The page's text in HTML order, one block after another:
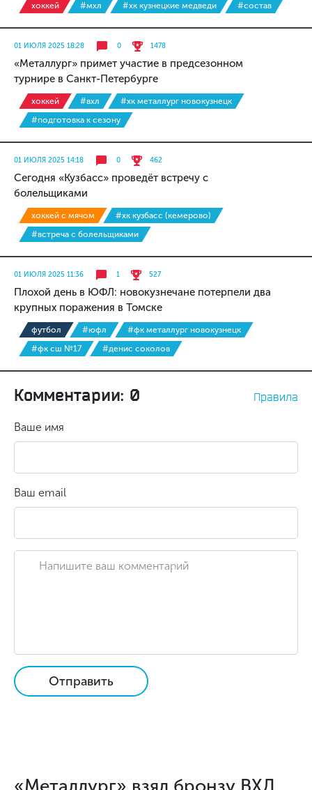
хоккей #мхл #хк кузнецкие медведи #состав
01 ИЮЛЯ 2025 18:28 0 1478
«Металлург» примет участие в предсезонном
турнире в Санкт-Петербурге
хоккей #вхл
#хк металлург новокузнецк
#подготовка к сезону
01 ИЮЛЯ 2025 14:18 0 462
Сегодня «Кузбасс» проведёт встречу с
болельщиками
хоккей с мячом
#хк кузбасс (кемерово)
#встреча с болельщиками
01 ИЮЛЯ 2025 11:36 1 527
Плохой день в ЮФЛ: новокузнечане потерпели два
крупных поражения в Томске
футбол #юфл
#фк металлург новокузнецк
#фк сш №17
#денис соколов
Комментарии: 0 Правила
Ваше имя
Ваш email
Отправить